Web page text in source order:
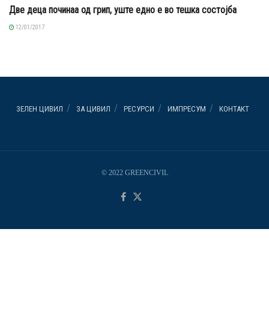
Две деца починаа од грип, уште едно е во тешка состојба
12/01/2017
ЗЕЛЕН ЦИВИЛ ЗА ЦИВИЛ РЕСУРСИ ИМПРЕСУМ КОНТАКТ
© 2022 GREENCIVIL